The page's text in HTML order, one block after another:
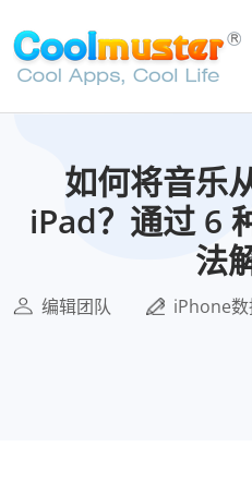
如何将音乐
iPad？通过 6
法
编辑团队 iPhone